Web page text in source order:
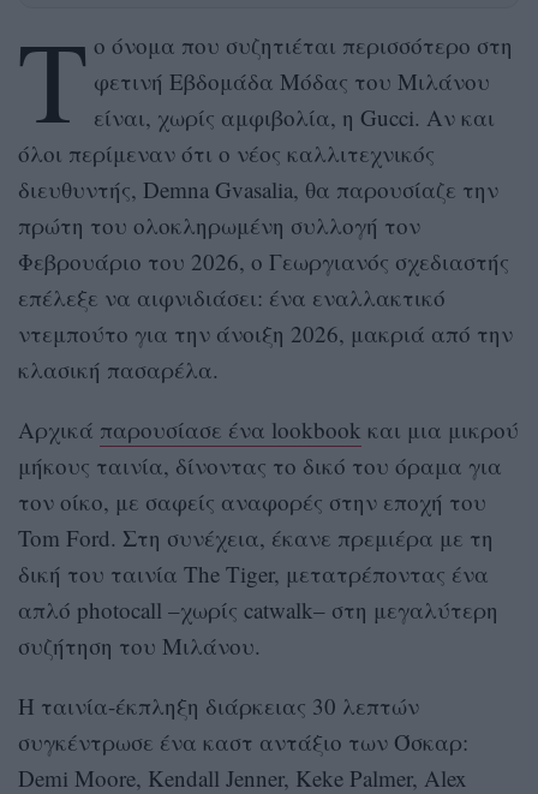
T o όνομα που συζητιέται περισσότερο στη
φετινή Εβδομάδα Μόδας του Μιλάνου
είναι, χωρίς αμφιβολία, η Gucci. Αν και
όλοι περίμεναν ότι ο νέος καλλιτεχνικός
διευθυντής, Demna Gvasalia, θα παρουσίαζε την
πρώτη του ολοκληρωμένη συλλογή τον
Φεβρουάριο του 2026, ο Γεωργιανός σχεδιαστής
επέλεξε να αιφνιδιάσει: ένα εναλλακτικό
ντεμπούτο για την άνοιξη 2026, μακριά από την
κλασική πασαρέλα.
Αρχικά παρουσίασε ένα lookbook και μια μικρού
μήκους ταινία, δίνοντας το δικό του όραμα για
τον οίκο, με σαφείς αναφορές στην εποχή του
Tom Ford. Στη συνέχεια, έκανε πρεμιέρα με τη
δική του ταινία The Tiger, μετατρέποντας ένα
απλό photocall –χωρίς catwalk– στη μεγαλύτερη
συζήτηση του Μιλάνου.
Η ταινία-έκπληξη διάρκειας 30 λεπτών
συγκέντρωσε ένα καστ αντάξιο των Όσκαρ:
Demi Moore, Kendall Jenner, Keke Palmer, Alex